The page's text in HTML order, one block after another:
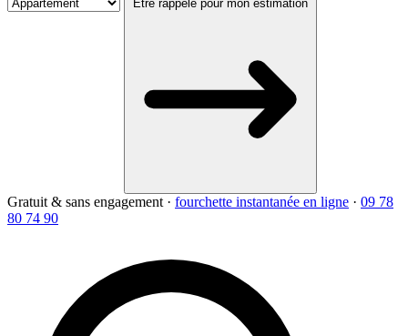
Être rappelé pour mon estimation
Gratuit & sans engagement · fourchette instantanée en ligne · 09 78
80 74 90